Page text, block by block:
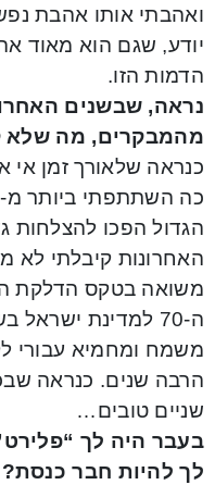
ואהבתי אותו אהבת נפש.
יודע, שגם הוא מאוד
הדמות הזו.
נראה, שבשנים
מהמבקרים, מה שלא
כנראה שלאורך זמן
הגדול הפכו להצלחות
האחרונות קיבלתי לא
משואה בטקס הדלקת
ה-70 למדינת
משמח ומחמיא עבורי
הרבה שנים. כנראה
שניים טובים…
בעבר היה לך
לך להיות חבר כנסת?